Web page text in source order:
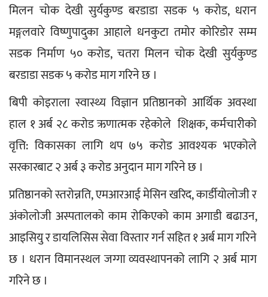
मिलन चोक देखी सुर्यकुण्ड बरडाडा सडक ५ करोड, धरान
मङ्गलवारे विष्णुपादुका आहाले धनकुटा तमोर कोरिडोर सम्म
सडक निर्माण ५० करोड, चतरा मिलन चोक देखी सुर्यकुण्ड
बरडाडा सडक ५ करोड माग गरिने छ ।
बिपी कोइराला स्वास्थ्य विज्ञान प्रतिष्ठानको आर्थिक अवस्था
हाल १ अर्ब २८ करोड ऋणात्मक रहेकोले  शिक्षक, कर्मचारीको
वृत्ति: विकासका लागि थप ७५ करोड आवश्यक भएकोले
सरकारबाट २ अर्ब ३ करोड अनुदान माग गरिने छ ।
प्रतिष्ठानको स्तरोन्नति, एमआरआई मेसिन खरिद, कार्डीयोलोजी र
अंकोलोजी अस्पतालको काम रोकिएको काम अगाडी बढाउन,
आइसियु र डायलिसिस सेवा विस्तार गर्न सहित १ अर्ब माग गरिने
छ । धरान विमानस्थल जग्गा व्यवस्थापनको लागि २ अर्ब माग
गरिने छ ।